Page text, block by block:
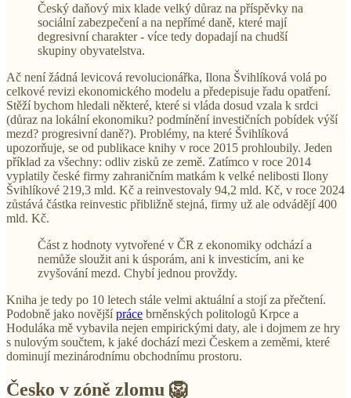
Český daňový mix klade velký důraz na příspěvky na
sociální zabezpečení a na nepřímé daně, které mají
degresivní charakter - více tedy dopadají na chudší
skupiny obyvatelstva.
Ač není žádná levicová revolucionářka, Ilona Švihlíková volá po
celkové revizi ekonomického modelu a předepisuje řadu opatření.
Stěží bychom hledali některé, které si vláda dosud vzala k srdci
(důraz na lokální ekonomiku? podmínění investičních pobídek výší
mezd? progresivní daně?). Problémy, na které Švihlíková
upozorňuje, se od publikace knihy v roce 2015 prohloubily. Jeden
příklad za všechny: odliv zisků ze země. Zatímco v roce 2014
vyplatily české firmy zahraničním matkám k velké nelibosti Ilony
Švihlíkové 219,3 mld. Kč a reinvestovaly 94,2 mld. Kč, v roce 2024
zůstává částka reinvestic přibližně stejná, firmy už ale odvádějí 400
mld. Kč.
Část z hodnoty vytvořené v ČR z ekonomiky odchází a
nemůže sloužit ani k úsporám, ani k investicím, ani ke
zvyšování mezd. Chybí jednou provždy.
Kniha je tedy po 10 letech stále velmi aktuální a stojí za přečtení.
Podobně jako novějšípráce brněnských politologů Krpce a
Hoduláka mě vybavila nejen empirickými daty, ale i dojmem ze hry
s nulovým součtem, k jaké dochází mezi Českem a zeměmi, které
dominují mezinárodnímu obchodnímu prostoru.
Česko v zóně zlomu 🦁